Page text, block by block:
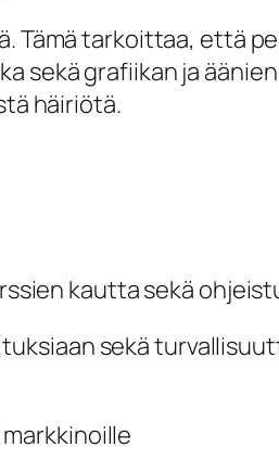
tarkoittaa, että
sekä grafiikan ja
häiriötä.
kautta sekä
sekä